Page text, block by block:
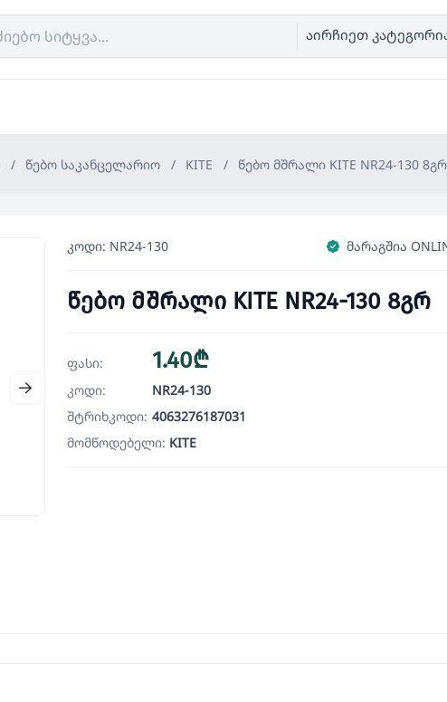
აირჩიეთ
/ წებო საკანცელარიო / KITE / წებო მშრალი KITE NR24-130 8გრ
კოდი: NR24-130 მარაგშია
წებო მშრალი KITE NR24-130 8გრ
ფასი: 1.40₾
კოდი:
NR24-130
შტრიხკოდი: 4063276187031
მომწოდებელი: KITE